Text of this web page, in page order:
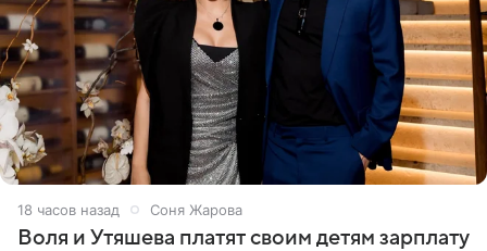
18 часов назад Соня Жарова
Воля и Утяшева платят своим детям зарплату